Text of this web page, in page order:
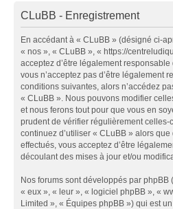
CLuBB - Enregistrement
En accédant à « CLuBB » (désigné ci-
« nos », « CLuBB », « https://
acceptez d’être légalement
vous n’acceptez pas d’être légalement
conditions suivantes, alors n’accédez
« CLuBB ». Nous pouvons modifier
et nous ferons tout pour que vous en
prudent de vérifier régulièrement celles-
continuez d’utiliser « CLuBB » alors
effectués, vous acceptez d’être
découlant des mises à jour et/ou
Nos forums sont développés par
« eux », « leur », « logiciel phpBB », «
Limited », « Équipes phpBB ») qui est